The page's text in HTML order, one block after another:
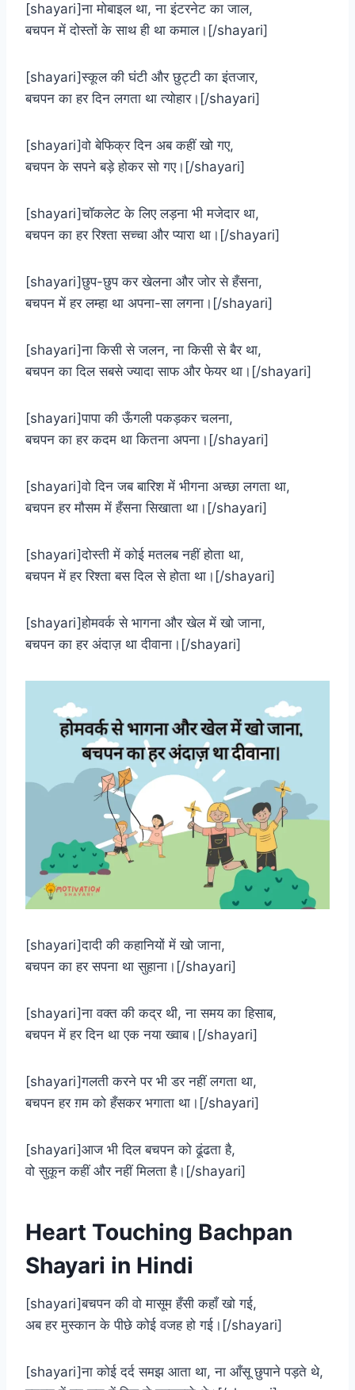
[shayari]ना मोबाइल था, ना इंटरनेट का जाल,
बचपन में दोस्तों के साथ ही था कमाल।[/shayari]
[shayari]स्कूल की घंटी और छुट्टी का इंतजार,
बचपन का हर दिन लगता था त्योहार।[/shayari]
[shayari]वो बेफिक्र दिन अब कहीं खो गए,
बचपन के सपने बड़े होकर सो गए।[/shayari]
[shayari]चॉकलेट के लिए लड़ना भी मजेदार था,
बचपन का हर रिश्ता सच्चा और प्यारा था।[/shayari]
[shayari]छुप-छुप कर खेलना और जोर से हँसना,
बचपन में हर लम्हा था अपना-सा लगना।[/shayari]
[shayari]ना किसी से जलन, ना किसी से बैर था,
बचपन का दिल सबसे ज्यादा साफ और फेयर था।[/shayari]
[shayari]पापा की ऊँगली पकड़कर चलना,
बचपन का हर कदम था कितना अपना।[/shayari]
[shayari]वो दिन जब बारिश में भीगना अच्छा लगता था,
बचपन हर मौसम में हँसना सिखाता था।[/shayari]
[shayari]दोस्ती में कोई मतलब नहीं होता था,
बचपन में हर रिश्ता बस दिल से होता था।[/shayari]
[shayari]होमवर्क से भागना और खेल में खो जाना,
बचपन का हर अंदाज़ था दीवाना।[/shayari]
[shayari]दादी की कहानियों में खो जाना,
बचपन का हर सपना था सुहाना।[/shayari]
[shayari]ना वक्त की कद्र थी, ना समय का हिसाब,
बचपन में हर दिन था एक नया ख्वाब।[/shayari]
[shayari]गलती करने पर भी डर नहीं लगता था,
बचपन हर ग़म को हँसकर भगाता था।[/shayari]
[shayari]आज भी दिल बचपन को ढूंढता है,
वो सुकून कहीं और नहीं मिलता है।[/shayari]
Heart Touching Bachpan
Shayari in Hindi
[shayari]बचपन की वो मासूम हँसी कहाँ खो गई,
अब हर मुस्कान के पीछे कोई वजह हो गई।[/shayari]
[shayari]ना कोई दर्द समझ आता था, ना आँसू छुपाने पड़ते थे,